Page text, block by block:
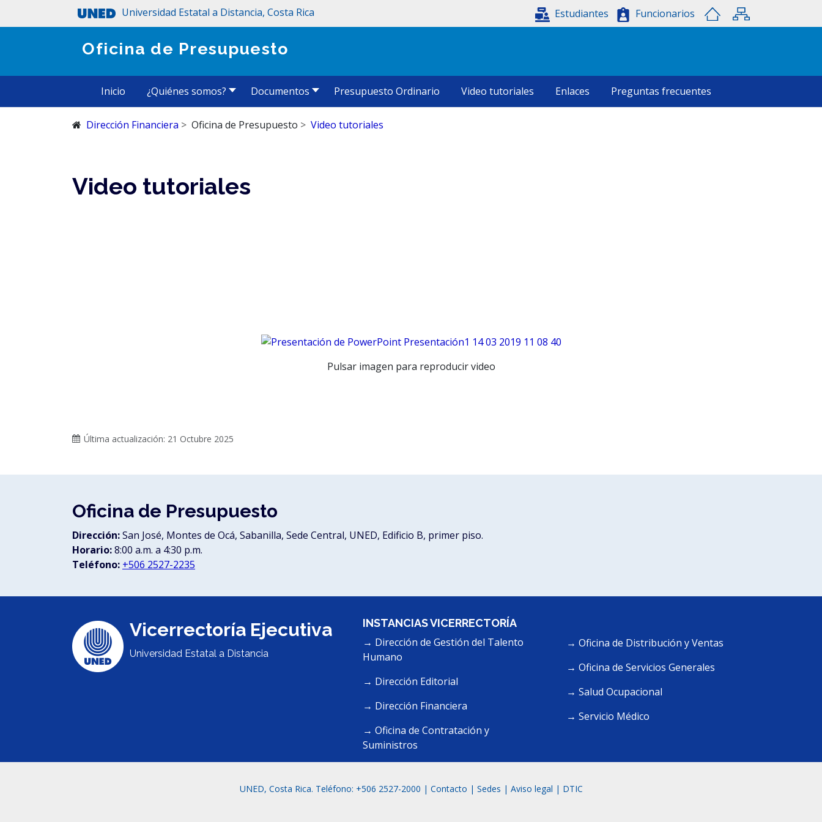
Universidad Estatal a Distancia, Costa Rica Estudiantes Funcionarios
Oficina de Presupuesto
Inicio ¿Quiénes somos? Documentos Presupuesto Ordinario Video tutoriales Enlaces Preguntas frecuentes
Dirección Financiera Oficina de Presupuesto Video tutoriales
Video tutoriales
Pulsar imagen para reproducir video
Última actualización: 21 Octubre 2025
Oficina de Presupuesto
Dirección:San José, Montes de Ocá, Sabanilla, Sede Central, UNED, Edificio B, primer piso.
Horario:8:00 a.m. a 4:30 p.m.
Teléfono: +506 2527-2235
Vicerrectoría Ejecutiva
Universidad Estatal a Distancia
INSTANCIAS VICERRECTORÍA
→ Dirección de Gestión del Talento
Humano
→ Dirección Editorial
→ Dirección Financiera
→ Oficina de Contratación y
Suministros
→ Oficina de Distribución y Ventas
→ Oficina de Servicios Generales
→ Salud Ocupacional
→ Servicio Médico
UNED, Costa Rica. Teléfono: +506 2527-2000 | Contacto | Sedes | Aviso legal | DTIC